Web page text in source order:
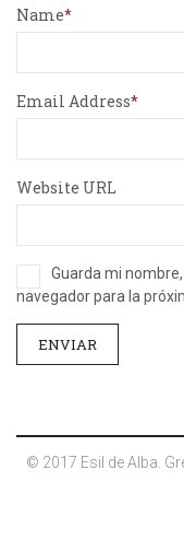
Name
Email Address
Website URL
Guarda mi
navegador para la
© 2017 Esil de Alba.